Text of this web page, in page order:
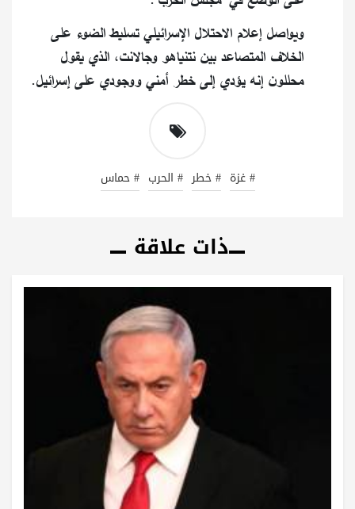
ويواصل إعلام الاحتلال الإسرائيلي تسليط الضوء على
الخلاف المتصاعد بين نتنياهو وجالانت، الذي يقول
محللون إنه يؤدي إلى خطر أمني ووجودي على إسرائيل.
# غزة # خطر # الحرب # حماس
ذات علاقة